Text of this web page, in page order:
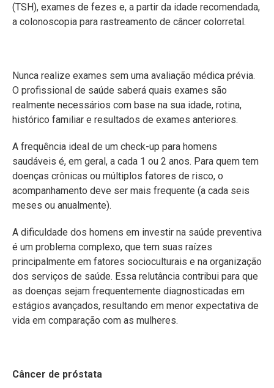
(TSH), exames de fezes e, a partir da idade recomendada,
a colonoscopia para rastreamento de câncer colorretal.
Nunca realize exames sem uma avaliação médica prévia.
O profissional de saúde saberá quais exames são
realmente necessários com base na sua idade, rotina,
histórico familiar e resultados de exames anteriores.
A frequência ideal de um check-up para homens
saudáveis é, em geral, a cada 1 ou 2 anos. Para quem tem
doenças crônicas ou múltiplos fatores de risco, o
acompanhamento deve ser mais frequente (a cada seis
meses ou anualmente).
A dificuldade dos homens em investir na saúde preventiva
é um problema complexo, que tem suas raízes
principalmente em fatores socioculturais e na organização
dos serviços de saúde. Essa relutância contribui para que
as doenças sejam frequentemente diagnosticadas em
estágios avançados, resultando em menor expectativa de
vida em comparação com as mulheres.
Câncer de próstata